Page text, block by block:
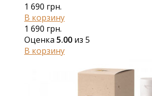
1 690 грн.
В корзину
1 690 грн.
Оценка 5.00 из 5
В корзину